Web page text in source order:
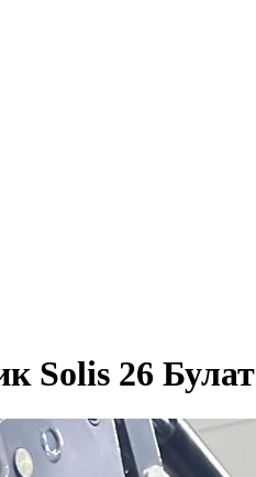
Solis 26 Булат